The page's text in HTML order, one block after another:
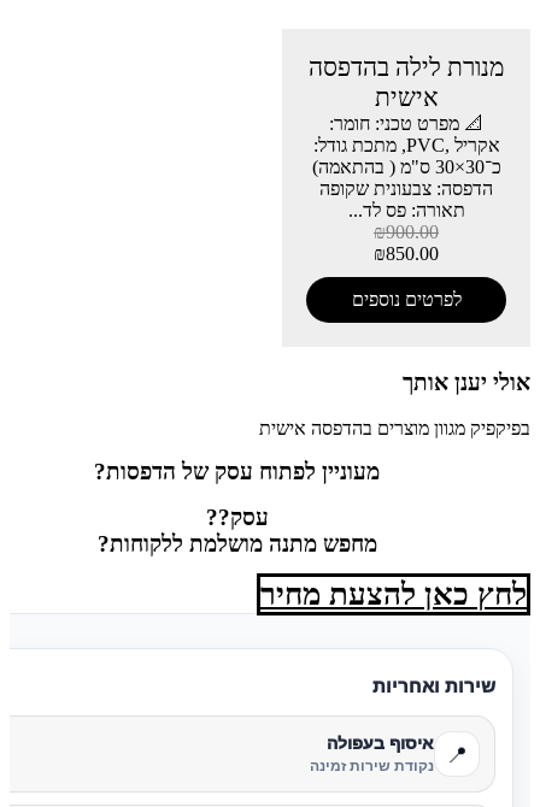
מנורת לילה בהדפסה
אישית
📐 מפרט טכני: חומר:
אקריל ,PVC, מתכת גודל:
כ־30×30 ס"מ ( בהתאמה)
הדפסה: צבעונית שקופה
תאורה: פס לד...
₪900.00
₪850.00
לפרטים נוספים
אולי יענן אותך
בפיקפיק מגוון מוצרים בהדפסה אישית
מעוניין לפתוח עסק של הדפסות?
עסק??
מחפש מתנה מושלמת ללקוחות?
לחץ כאן להצעת מחיר
שירות ואחריות
📍 איסוף בעפולה
נקודת שירות זמינה